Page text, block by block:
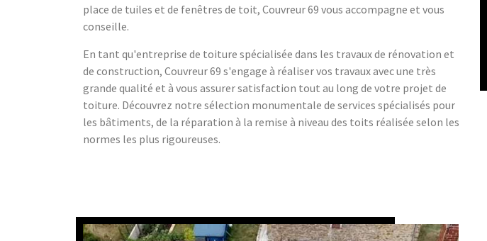
place de tuiles et de fenêtres de toit, Couvreur 69 vous accompagne et vous
conseille.
En tant qu'entreprise de toiture spécialisée dans les travaux de rénovation et
de construction, Couvreur 69 s'engage à réaliser vos travaux avec une très
grande qualité et à vous assurer satisfaction tout au long de votre projet de
toiture. Découvrez notre sélection monumentale de services spécialisés pour
les bâtiments, de la réparation à la remise à niveau des toits réalisée selon les
normes les plus rigoureuses.